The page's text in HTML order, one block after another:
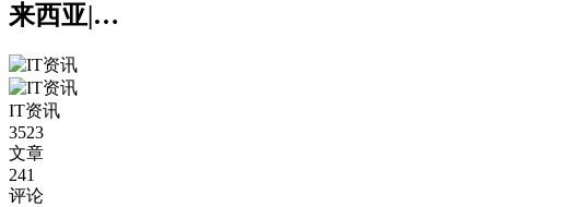
来西亚|…
IT资讯
3523
文章
241
评论